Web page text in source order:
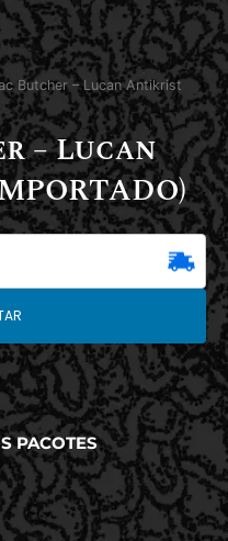
Butcher – Lucan Antikrist
– Lucan
PACOTES